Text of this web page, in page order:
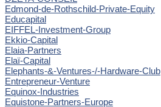
Edmond-de-Rothschild-Private-Equity
Educapital
EIFFEL-Investment-Group
Ekkio-Capital
Elaia-Partners
Elaï-Capital
Elephants-&-Ventures-/-Hardware-Club
Entrepreneur-Venture
Equinox-Industries
Equistone-Partners-Europe